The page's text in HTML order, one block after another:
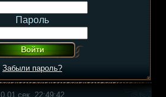
Пароль
Забыли пароль?
0.01 сек, 22:49:42